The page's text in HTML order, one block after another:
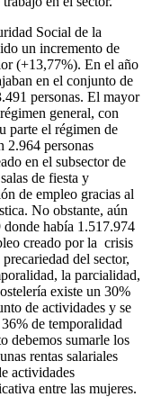
Social de la
un incremento de
(+13,77%). En el año
en el conjunto de
personas. El mayor
general, con
parte el régimen de
2.964 personas
en el subsector de
de fiesta y
de empleo gracias al
No obstante, aún
donde había 1.517.974
creado por la crisis
del sector,
la parcialidad,
existe un 30%
de actividades y se
de temporalidad
debemos sumarle los
rentas salariales
actividades
entre las mujeres.